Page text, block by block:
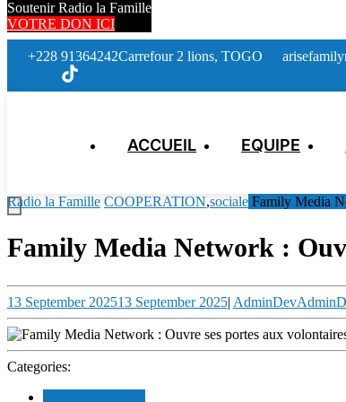
Soutenir Radio la Famille
VOTRE DON ICI
+228 91364242Carrefour 2 lions, TOGO
ACCUEIL EQUIPE
Radio la Famille COOPERATION,sociale Family Media
Family Media Network :
13 September 202513 September 2025| AdminDev
Categories: